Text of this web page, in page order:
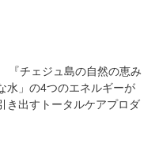
『チェジュ島の自然の恵み
水」の4つのエネルギーが
き出すトータルケアプロダ